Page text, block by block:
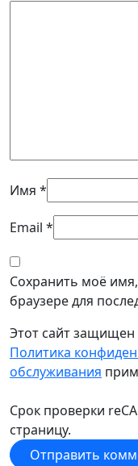
Имя *
Email *
Сохранить моё
браузере для
Этот сайт защищен
Политика
обслуживания
Срок проверки
страницу.